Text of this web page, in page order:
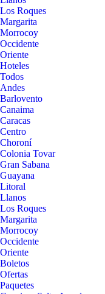
Los Roques
Margarita
Morrocoy
Occidente
Oriente
Hoteles
Todos
Andes
Barlovento
Canaima
Caracas
Centro
Choroní
Colonia Tovar
Gran Sabana
Guayana
Litoral
Llanos
Los Roques
Margarita
Morrocoy
Occidente
Oriente
Boletos
Ofertas
Paquetes